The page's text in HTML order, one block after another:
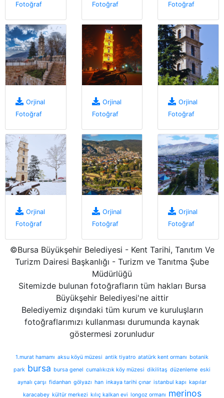
Fotoğraf
Fotoğraf
Fotoğraf
Orjinal
Fotoğraf
Orjinal
Fotoğraf
Orjinal
Fotoğraf
Orjinal
Fotoğraf
Orjinal
Fotoğraf
Orjinal
Fotoğraf
©Bursa Büyükşehir Belediyesi - Kent Tarihi, Tanıtım Ve
Turizm Dairesi Başkanlığı - Turizm ve Tanıtma Şube
Müdürlüğü
Sitemizde bulunan fotoğrafların tüm hakları Bursa
Büyükşehir Belediyesi'ne aittir
Belediyemiz dışındaki tüm kurum ve kuruluşların
fotoğraflarımızı kullanması durumunda kaynak
göstermesi zorunludur
1.murat hamamı aksu köyü müzesi antik tiyatro atatürk kent ormanı botanik
park bursa bursa genel cumalıkızık köy müzesi dikilitaş düzenleme eski
aynalı çarşı fidanhan gölyazı han inkaya tarihi çınar istanbul kapı kapılar
karacabey kültür merkezi kılıç kalkan evi longoz ormanı merinos